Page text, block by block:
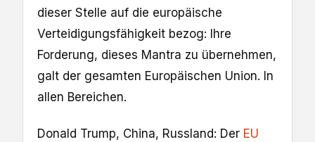
dieser Stelle auf die europäische
Verteidigungsfähigkeit bezog: Ihre
Forderung, dieses Mantra zu übernehmen,
galt der gesamten Europäischen Union. In
allen Bereichen.
Donald Trump, China, Russland: Der EU